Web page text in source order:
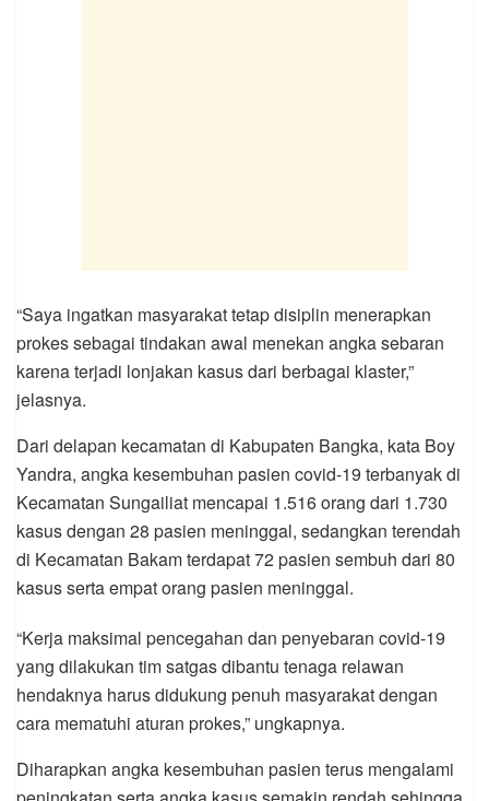
“Saya ingatkan masyarakat tetap disiplin menerapkan
prokes sebagai tindakan awal menekan angka sebaran
karena terjadi lonjakan kasus dari berbagai klaster,”
jelasnya.
Dari delapan kecamatan di Kabupaten Bangka, kata Boy
Yandra, angka kesembuhan pasien covid-19 terbanyak di
Kecamatan Sungailiat mencapai 1.516 orang dari 1.730
kasus dengan 28 pasien meninggal, sedangkan terendah
di Kecamatan Bakam terdapat 72 pasien sembuh dari 80
kasus serta empat orang pasien meninggal.
“Kerja maksimal pencegahan dan penyebaran covid-19
yang dilakukan tim satgas dibantu tenaga relawan
hendaknya harus didukung penuh masyarakat dengan
cara mematuhi aturan prokes,” ungkapnya.
Diharapkan angka kesembuhan pasien terus mengalami